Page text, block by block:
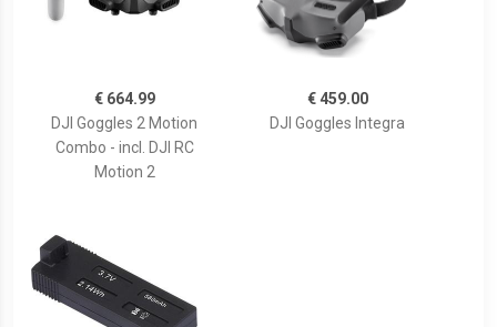
€ 664.99
DJI Goggles 2 Motion
Combo - incl. DJI RC
Motion 2
€ 459.00
DJI Goggles Integra